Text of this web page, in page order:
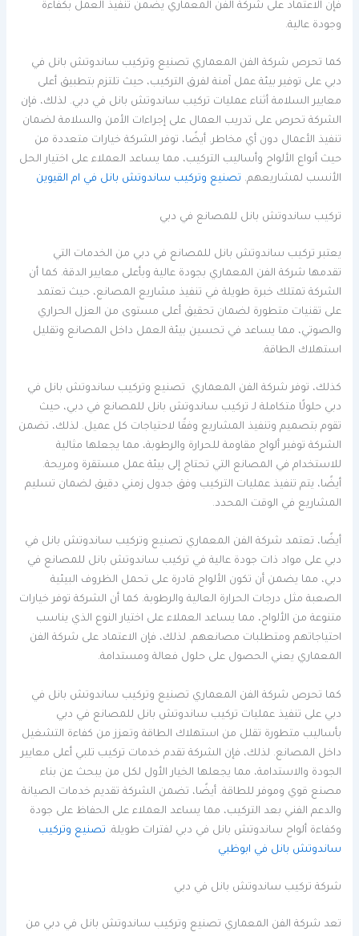
فإن الاعتماد على شركة الفن المعماري يضمن تنفيذ العمل بكفاءة
وجودة عالية.
كما تحرص شركة الفن المعماري تصنيع وتركيب ساندوتش بانل في
دبي على توفير بيئة عمل آمنة لفرق التركيب، حيث تلتزم بتطبيق أعلى
معايير السلامة أثناء عمليات تركيب ساندوتش بانل في دبي. لذلك، فإن
الشركة تحرص على تدريب العمال على إجراءات الأمن والسلامة لضمان
تنفيذ الأعمال دون أي مخاطر. أيضًا، توفر الشركة خيارات متعددة من
حيث أنواع الألواح وأساليب التركيب، مما يساعد العملاء على اختيار الحل
الأنسب لمشاريعهم. تصنيع وتركيب ساندوتش بانل في ام القيوين
تركيب ساندوتش بانل للمصانع في دبي
يعتبر تركيب ساندوتش بانل للمصانع في دبي من الخدمات التي
تقدمها شركة الفن المعماري بجودة عالية وبأعلى معايير الدقة. كما أن
الشركة تمتلك خبرة طويلة في تنفيذ مشاريع المصانع، حيث تعتمد
على تقنيات متطورة لضمان تحقيق أعلى مستوى من العزل الحراري
والصوتي، مما يساعد في تحسين بيئة العمل داخل المصانع وتقليل
استهلاك الطاقة.
كذلك، توفر شركة الفن المعماري تصنيع وتركيب ساندوتش بانل في
دبي حلولًا متكاملة لـ تركيب ساندوتش بانل للمصانع في دبي، حيث
تقوم بتصميم وتنفيذ المشاريع وفقًا لاحتياجات كل عميل. لذلك، تضمن
الشركة توفير ألواح مقاومة للحرارة والرطوبة، مما يجعلها مثالية
للاستخدام في المصانع التي تحتاج إلى بيئة عمل مستقرة ومريحة.
أيضًا، يتم تنفيذ عمليات التركيب وفق جدول زمني دقيق لضمان تسليم
المشاريع في الوقت المحدد.
أيضًا، تعتمد شركة الفن المعماري تصنيع وتركيب ساندوتش بانل في
دبي على مواد ذات جودة عالية في تركيب ساندوتش بانل للمصانع في
دبي، مما يضمن أن تكون الألواح قادرة على تحمل الظروف البيئية
الصعبة مثل درجات الحرارة العالية والرطوبة. كما أن الشركة توفر خيارات
متنوعة من الألواح، مما يساعد العملاء على اختيار النوع الذي يناسب
احتياجاتهم ومتطلبات مصانعهم. لذلك، فإن الاعتماد على شركة الفن
المعماري يعني الحصول على حلول فعالة ومستدامة.
كما تحرص شركة الفن المعماري تصنيع وتركيب ساندوتش بانل في
دبي على تنفيذ عمليات تركيب ساندوتش بانل للمصانع في دبي
بأساليب متطورة تقلل من استهلاك الطاقة وتعزز من كفاءة التشغيل
داخل المصانع. لذلك، فإن الشركة تقدم خدمات تركيب تلبي أعلى معايير
الجودة والاستدامة، مما يجعلها الخيار الأول لكل من يبحث عن بناء
مصنع قوي وموفر للطاقة. أيضًا، تضمن الشركة تقديم خدمات الصيانة
والدعم الفني بعد التركيب، مما يساعد العملاء على الحفاظ على جودة
وكفاءة ألواح ساندوتش بانل في دبي لفترات طويلة. تصنيع وتركيب
ساندوتش بانل في ابوظبي
شركة تركيب ساندوتش بانل في دبي
تعد شركة الفن المعماري تصنيع وتركيب ساندوتش بانل في دبي من